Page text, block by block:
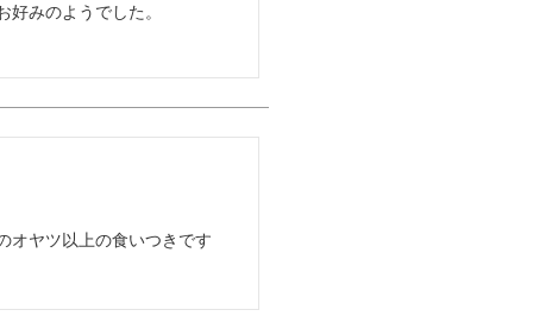
みのようでした。
オヤツ以上の食いつきです